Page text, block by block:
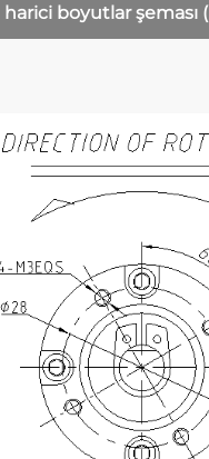
harici boyutlar şeması